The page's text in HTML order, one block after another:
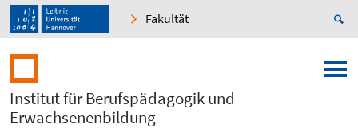
Fakultät
Institut für Berufspädagogik und
Erwachsenenbildung